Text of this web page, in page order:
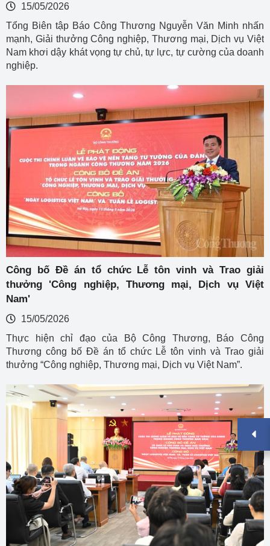
15/05/2026
Tổng Biên tập Báo Công Thương Nguyễn Văn Minh nhấn
mạnh, Giải thưởng Công nghiệp, Thương mại, Dịch vụ Việt
Nam khơi dậy khát vọng tự chủ, tự lực, tự cường của doanh
nghiệp.
Công bố Đề án tổ chức Lễ tôn vinh và Trao giải
thưởng 'Công nghiệp, Thương mại, Dịch vụ Việt
Nam'
15/05/2026
Thực hiện chỉ đạo của Bộ Công Thương, Báo Công
Thương công bố Đề án tổ chức Lễ tôn vinh và Trao giải
thưởng “Công nghiệp, Thương mại, Dịch vụ Việt Nam”.